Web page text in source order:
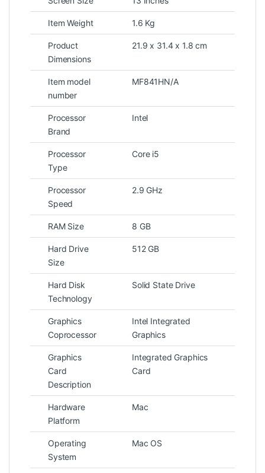
Item Weight 1.6 Kg
Product
Dimensions
21.9 x 31.4 x 1.8 cm
Item model
number
MF841HN/A
Processor
Brand
Intel
Processor
Type
Core i5
Processor
Speed
2.9 GHz
RAM Size 8 GB
Hard Drive
Size
512 GB
Hard Disk
Technology
Solid State Drive
Graphics
Coprocessor
Intel Integrated
Graphics
Graphics
Card
Description
Integrated Graphics
Card
Hardware
Platform
Mac
Operating
System
Mac OS